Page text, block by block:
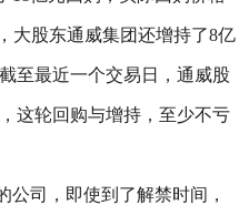
大股东通威集团还增持了8亿
至最近一个交易日，通威股
这轮回购与增持，至少不亏
公司，即使到了解禁时间，